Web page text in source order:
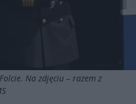
Na zdjęciu – razem z